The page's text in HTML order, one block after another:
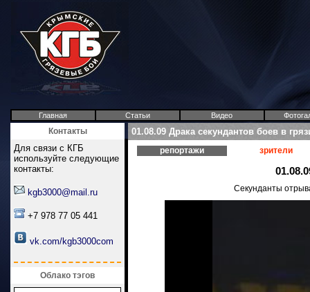
Главная Статьи Видео
Контакты
Для связи с КГБ
используйте следующие
контакты:
kgb3000@mail.ru
+7 978 77 05 441
vk.com/kgb3000com
Облако тэгов
01.08.09 Драка секундантов боев в
репортажи зрители
Секунданты